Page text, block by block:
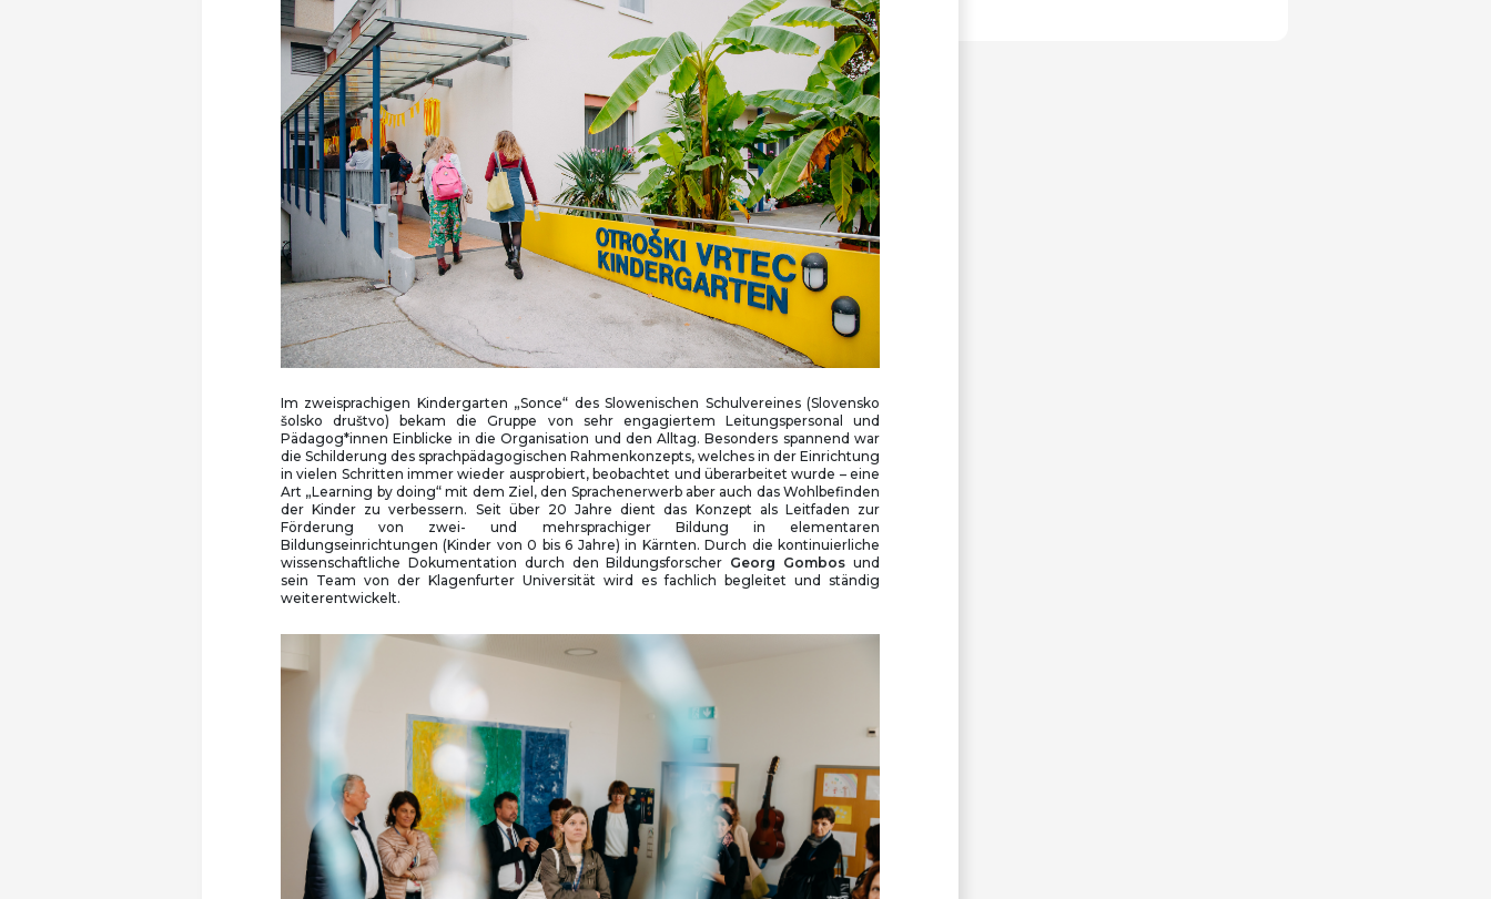
Im zweisprachigen Kindergarten „Sonce“ des Slowenischen Schulvereines (Slovensko
šolsko društvo) bekam die Gruppe von sehr engagiertem Leitungspersonal und
Pädagog*innen Einblicke in die Organisation und den Alltag. Besonders spannend war
die Schilderung des sprachpädagogischen Rahmenkonzepts, welches in der Einrichtung
in vielen Schritten immer wieder ausprobiert, beobachtet und überarbeitet wurde – eine
Art „Learning by doing“ mit dem Ziel, den Sprachenerwerb aber auch das Wohlbefinden
der Kinder zu verbessern. Seit über 20 Jahre dient das Konzept als Leitfaden zur
Förderung von zwei- und mehrsprachiger Bildung in elementaren
Bildungseinrichtungen (Kinder von 0 bis 6 Jahre) in Kärnten. Durch die kontinuierliche
wissenschaftliche Dokumentation durch den Bildungsforscher Georg Gombos und
sein Team von der Klagenfurter Universität wird es fachlich begleitet und ständig
weiterentwickelt.